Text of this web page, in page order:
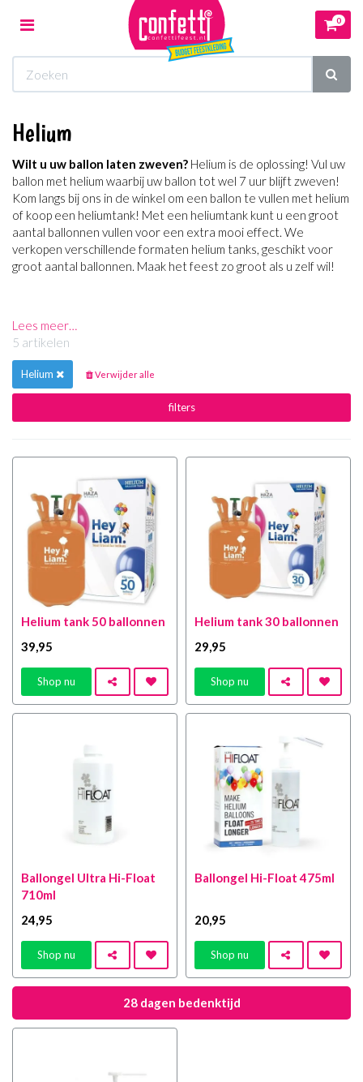
Toggle
0
Winkelwagen
Vul hem met producten.
Helium
Wilt u uw ballon laten zweven? Helium is de oplossing! Vul uw
ballon met helium waarbij uw ballon tot wel 7 uur blijft zweven!
Kom langs bij ons in de winkel om een ballon te vullen met helium
of koop een heliumtank! Met een heliumtank kunt u een groot
aantal ballonnen vullen voor een extra mooi effect. We
verkopen verschillende formaten helium tanks, geschikt voor
groot aantal ballonnen. Maak het feest zo groot als u zelf wil!
Lees meer…
5 artikelen
Helium Verwijder alle
filters
Helium tank 50 ballonnen
39 ,95
Shop nu
Helium tank 30 ballonnen
29 ,95
Shop nu
Ballongel Ultra Hi-Float
710ml
24 ,95
Shop nu
Ballongel Hi-Float 475ml
20 ,95
Shop nu
28 dagen bedenktijd